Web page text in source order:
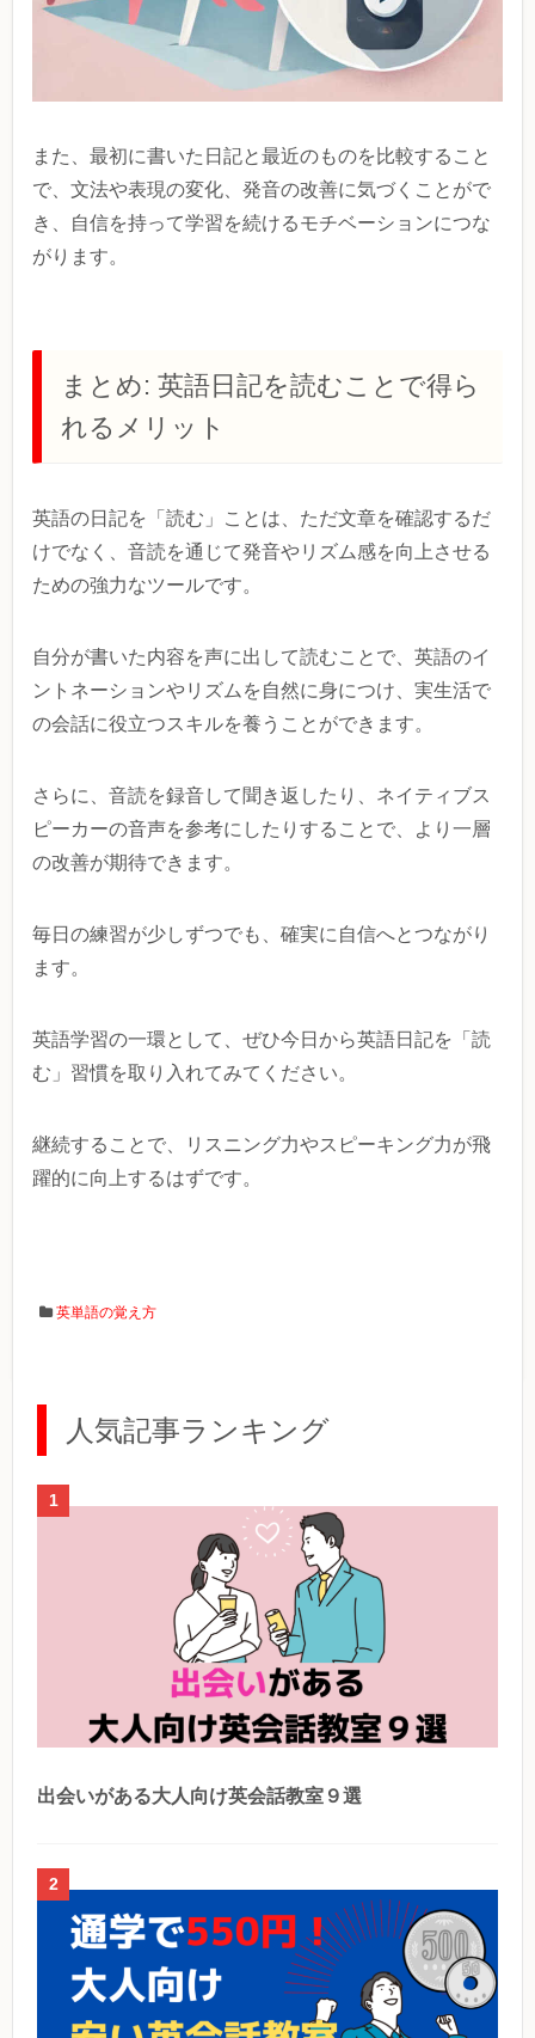
また、最初に書いた日記と最近のものを比較すること
で、文法や表現の変化、発音の改善に気づくことがで
き、自信を持って学習を続けるモチベーションにつな
がります。
まとめ: 英語日記を読むことで得ら
れるメリット
英語の日記を「読む」ことは、ただ文章を確認するだ
けでなく、音読を通じて発音やリズム感を向上させる
ための強力なツールです。
自分が書いた内容を声に出して読むことで、英語のイ
ントネーションやリズムを自然に身につけ、実生活で
の会話に役立つスキルを養うことができます。
さらに、音読を録音して聞き返したり、ネイティブス
ピーカーの音声を参考にしたりすることで、より一層
の改善が期待できます。
毎日の練習が少しずつでも、確実に自信へとつながり
ます。
英語学習の一環として、ぜひ今日から英語日記を「読
む」習慣を取り入れてみてください。
継続することで、リスニング力やスピーキング力が飛
躍的に向上するはずです。
英単語の覚え方
人気記事ランキング
1
出会いがある大人向け英会話教室９選
2